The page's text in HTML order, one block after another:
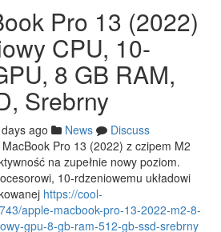
Pro 13 (2022)
CPU, 10-
8 GB RAM,
Srebrny
ago News
Discuss
Pro 13 (2022) z czipem M2
na zupełnie nowy poziom.
10-rdzeniowemu układowi
https://cool-
apple-macbook-pro-13-2022-m2-8-
gpu-8-gb-ram-512-gb-ssd-srebrny